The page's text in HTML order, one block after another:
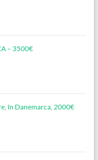
– 3500€
în Danemarca, 2000€